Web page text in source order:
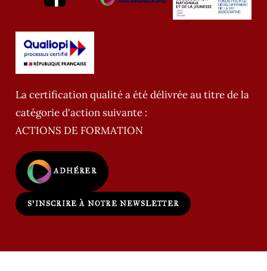
La certification qualité a été délivrée au titre de la
catégorie d'action suivante :
ACTIONS DE FORMATION
ADHÉRER
S'INSCRIRE À NOTRE NEWSLETTER